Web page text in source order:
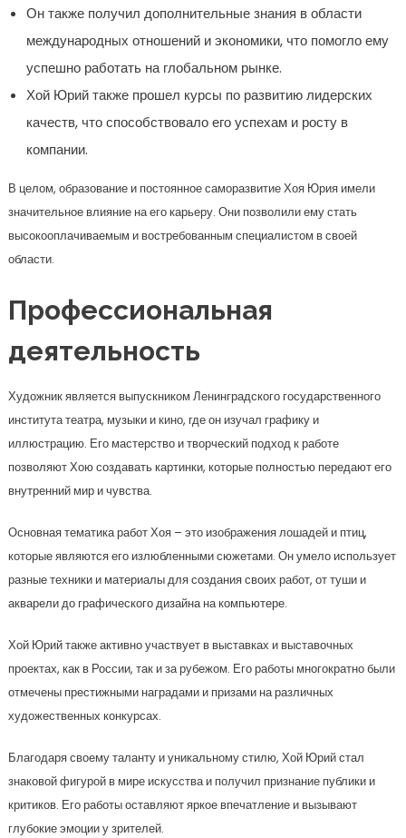
Он также получил дополнительные знания в области
международных отношений и экономики, что помогло ему
успешно работать на глобальном рынке.
Хой Юрий также прошел курсы по развитию лидерских
качеств, что способствовало его успехам и росту в
компании.
В целом, образование и постоянное саморазвитие Хоя Юрия имели
значительное влияние на его карьеру. Они позволили ему стать
высокооплачиваемым и востребованным специалистом в своей
области.
Профессиональная
деятельность
Художник является выпускником Ленинградского государственного
института театра, музыки и кино, где он изучал графику и
иллюстрацию. Его мастерство и творческий подход к работе
позволяют Хою создавать картинки, которые полностью передают его
внутренний мир и чувства.
Основная тематика работ Хоя – это изображения лошадей и птиц,
которые являются его излюбленными сюжетами. Он умело использует
разные техники и материалы для создания своих работ, от туши и
акварели до графического дизайна на компьютере.
Хой Юрий также активно участвует в выставках и выставочных
проектах, как в России, так и за рубежом. Его работы многократно были
отмечены престижными наградами и призами на различных
художественных конкурсах.
Благодаря своему таланту и уникальному стилю, Хой Юрий стал
знаковой фигурой в мире искусства и получил признание публики и
критиков. Его работы оставляют яркое впечатление и вызывают
глубокие эмоции у зрителей.